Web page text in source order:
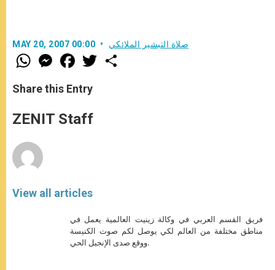
MAY 20, 2007 00:00 صلاة التبشير الملائكي
W
h
t
s
p
p
M
e
s
e
g
e
F
a
e
b
o
k
w
Share this Entry
ZENIT Staff
View all articles
فريق القسم العربي في وكالة زينيت العالمية يعمل في
مناطق مختلفة من العالم لكي يوصل لكم صوت الكنيسة
ووقع صدى الإنجيل الحي.